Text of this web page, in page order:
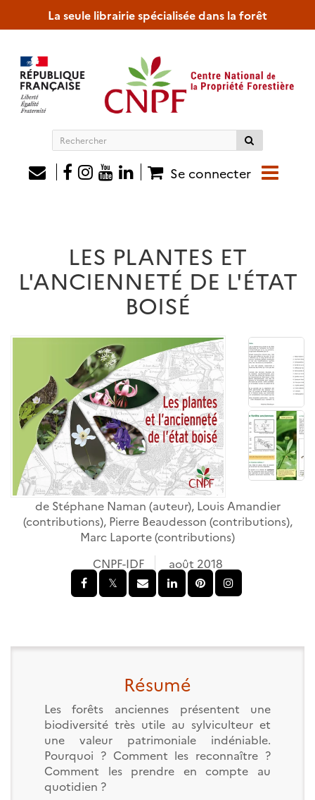
La seule librairie spécialisée dans la forêt
Rechercher
siteSe connecter
LES PLANTES ET
L'ANCIENNETÉ DE L'ÉTAT
BOISÉ
de Stéphane Naman (auteur), Louis Amandier
(contributions), Pierre Beaudesson (contributions),
Marc Laporte(contributions)
CNPF-IDF
août 2018
Résumé
Les forêts anciennes présentent une
biodiversité très utile au sylviculteur et
une valeur patrimoniale indéniable.
Pourquoi ? Comment les reconnaître ?
Comment les prendre en compte au
quotidien ?